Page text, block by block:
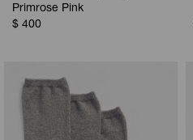
Primrose Pink
$ 400